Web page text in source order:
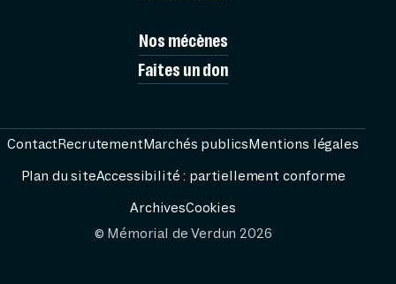
Nos mécènes
Faites un don
© Mémorial de Verdun 2026
ContactRecrutementMarchés publicsMentions légales
Plan du siteAccessibilité : partiellement conforme
ArchivesCookies